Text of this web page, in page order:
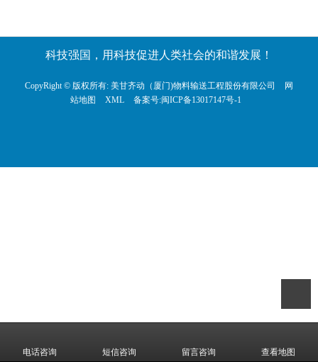
科技强国，用科技促进人类社会的和谐发展！
CopyRight © 版权所有: 美甘齐动（厦门)物料输送工程股份有限公司
网
站地图
XML 备案号:闽ICP备13017147号-1
电话咨询 短信咨询 留言咨询 查看地图